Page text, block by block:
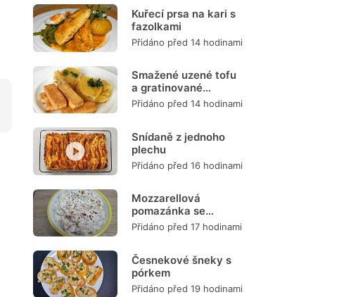
Kuřecí prsa na kari s
fazolkami
Přidáno před 14 hodinami
Smažené uzené tofu
a gratinované
brambory
Přidáno před 14 hodinami
Snídaně z jednoho
plechu
Přidáno před 16 hodinami
Mozzarellová
pomazánka se
šunkou
Přidáno před 17 hodinami
Česnekové šneky s
pórkem
Přidáno před 19 hodinami